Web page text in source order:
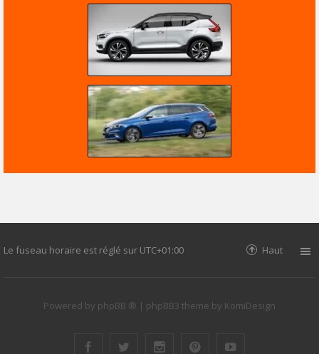
Le fuseau horaire est réglé sur UTC+01:00 Haut
Powered by phpBB ® | phpBB3 theme by KomiDesign